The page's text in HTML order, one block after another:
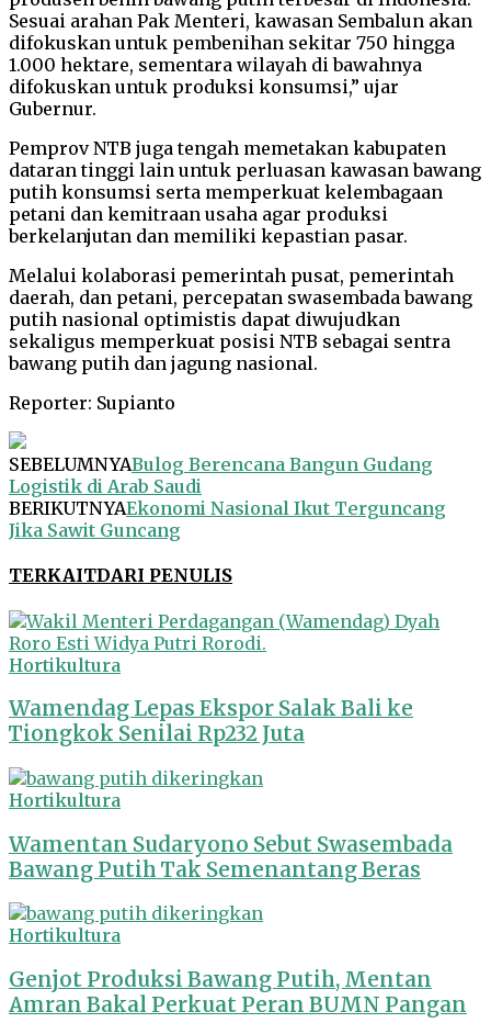
Sesuai arahan Pak Menteri, kawasan Sembalun akan
difokuskan untuk pembenihan sekitar 750 hingga
1.000 hektare, sementara wilayah di bawahnya
difokuskan untuk produksi konsumsi,” ujar
Gubernur.
Pemprov NTB juga tengah memetakan kabupaten
dataran tinggi lain untuk perluasan kawasan bawang
putih konsumsi serta memperkuat kelembagaan
petani dan kemitraan usaha agar produksi
berkelanjutan dan memiliki kepastian pasar.
Melalui kolaborasi pemerintah pusat, pemerintah
daerah, dan petani, percepatan swasembada bawang
putih nasional optimistis dapat diwujudkan
sekaligus memperkuat posisi NTB sebagai sentra
bawang putih dan jagung nasional.
Reporter: Supianto
SEBELUMNYABulog Berencana Bangun Gudang
Logistik di Arab Saudi
BERIKUTNYAEkonomi Nasional Ikut Terguncang
Jika Sawit Guncang
TERKAITDARI PENULIS
Hortikultura
Wamendag Lepas Ekspor Salak Bali ke
Tiongkok Senilai Rp232 Juta
Hortikultura
Wamentan Sudaryono Sebut Swasembada
Bawang Putih Tak Semenantang Beras
Hortikultura
Genjot Produksi Bawang Putih, Mentan
Amran Bakal Perkuat Peran BUMN Pangan